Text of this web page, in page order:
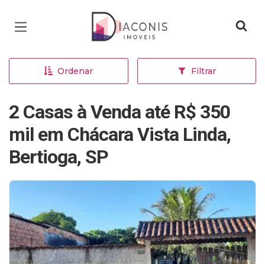
Página inicial
Ordenar Filtrar
2 Casas à Venda até R$ 350
mil em Chácara Vista Linda,
Bertioga, SP